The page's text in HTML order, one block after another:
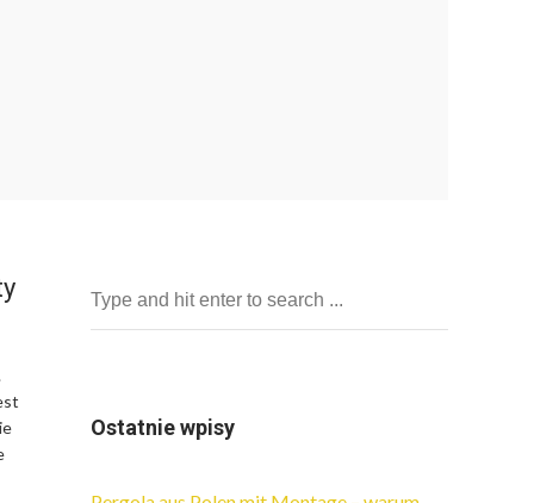
Ostatnie wpisy